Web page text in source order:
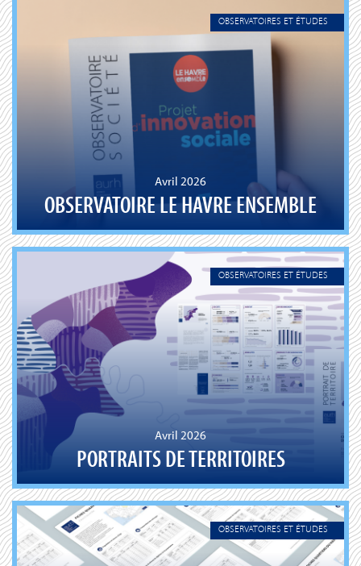
OBSERVATOIRES ET ÉTUDES
Avril 2026
OBSERVATOIRE LE HAVRE ENSEMBLE
OBSERVATOIRES ET ÉTUDES
Avril 2026
PORTRAITS DE TERRITOIRES
OBSERVATOIRES ET ÉTUDES